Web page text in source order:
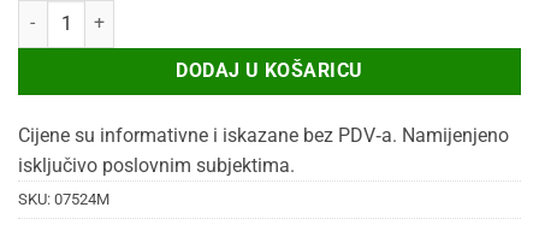
je:
124,28 €.
90,75 €.
LOSION 30ML U TUBI MEDITERAN SENSE 400/1 količina
DODAJ U KOŠARICU
Cijene su informativne i iskazane bez PDV‑a. Namijenjeno
isključivo poslovnim subjektima.
SKU: 07524M